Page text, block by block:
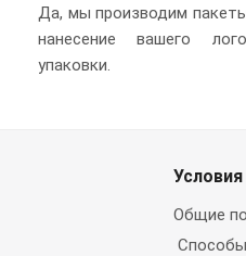
Да, мы производим
нанесение вашего
упаковки.
Общие